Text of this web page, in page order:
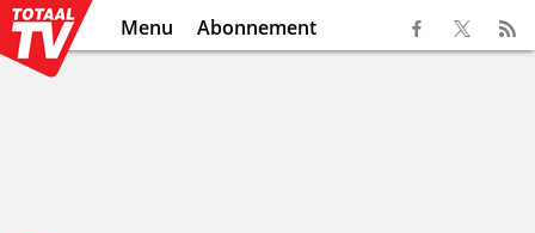
Menu Abonnement